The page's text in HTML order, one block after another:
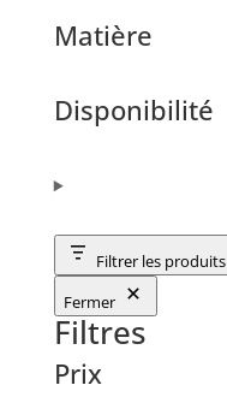
Matière
Disponibilité
Filtrer les produits
Fermer
Filtres
Prix